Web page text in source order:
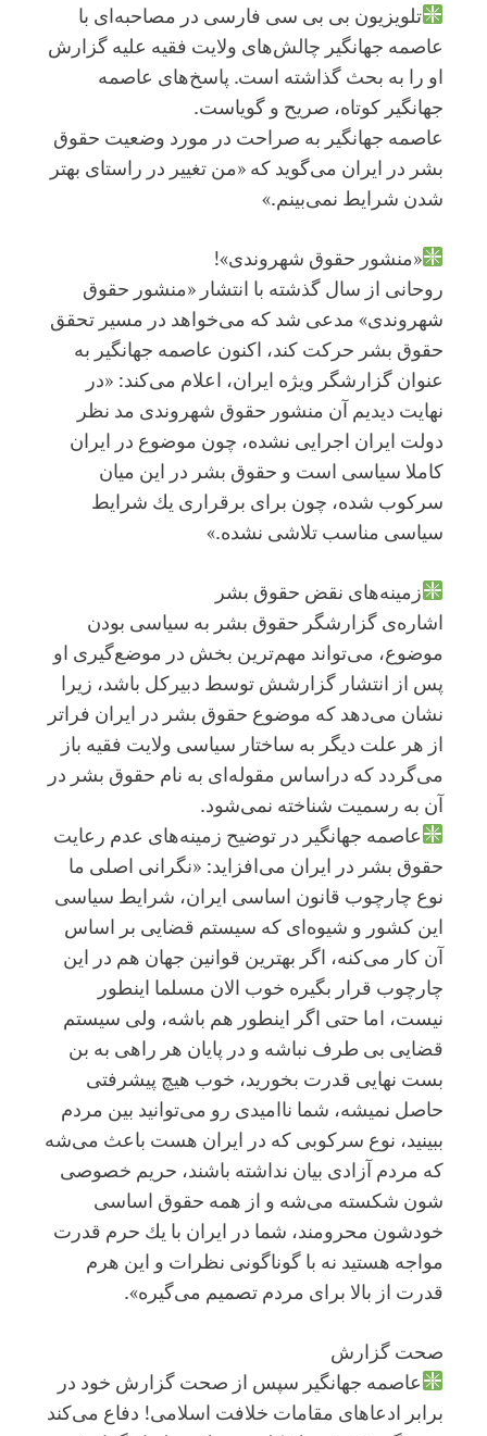
تلویزیون بی بی سی فارسی در مصاحبه‌ای با
عاصمه جهانگیر چالش‌های ولایت فقیه علیه گزارش
او را به بحث گذاشته است. پاسخ‌های عاصمه
جهانگیر کوتاه، صریح و گویاست.
عاصمه جهانگیر به صراحت در مورد وضعیت حقوق
بشر در ایران می‌گوید که «من تغییر در راستای بهتر
شدن شرایط نمی‌بینم.»
«منشور حقوق شهروندی»!
روحانی از سال گذشته با انتشار «منشور حقوق
شهروندی» مدعی شد که می‌خواهد در مسیر تحقق
حقوق بشر حرکت کند، اکنون عاصمه جهانگیر به
عنوان گزارشگر ویژه ایران، اعلام می‌کند: «در
نهایت دیدیم آن منشور حقوق شهروندی مد نظر
دولت ایران اجرایی نشده، چون موضوع در ایران
كاملا سیاسی است و حقوق بشر در این میان
سركوب شده، چون برای برقراری یك شرایط
سیاسی مناسب تلاشی نشده.»
زمینه‌های نقض حقوق بشر
اشاره‌ی گزارشگر حقوق بشر به سیاسی بودن
موضوع، می‌تواند مهم‌ترین بخش در موضع‌گیری او
پس از انتشار گزارشش توسط دبیرکل باشد، زیرا
نشان می‌دهد که موضوع حقوق بشر در ایران فراتر
از هر علت دیگر به ساختار سیاسی ولایت فقیه باز
می‌گردد که دراساس مقوله‌ای به نام حقوق بشر در
آن به رسمیت شناخته نمی‌شود.
عاصمه جهانگیر در توضیح زمینه‌های عدم رعایت
حقوق بشر در ایران می‌افزاید: «نگرانی اصلی ما
نوع چارچوب قانون اساسی ایران، شرایط سیاسی
این كشور و شیوه‌ای كه سیستم قضایی بر اساس
آن كار می‌كنه، اگر بهترین قوانین جهان هم در این
چارچوب قرار بگیره خوب الان مسلما اینطور
نیست، اما حتی اگر اینطور هم باشه، ولی سیستم
قضایی بی طرف نباشه و در پایان هر راهی به بن
بست نهایی قدرت بخورید، خوب هیچ پیشرفتی
حاصل نمیشه، شما ناامیدی رو می‌توانید بین مردم
ببینید، نوع سركوبی كه در ایران هست باعث می‌شه
كه مردم آزادی بیان نداشته باشند، حریم خصوصی
شون شكسته می‌شه و از همه حقوق اساسی
خودشون محرومند، شما در ایران با یك حرم قدرت
مواجه هستید نه با گوناگونی نظرات و این هرم
قدرت از بالا برای مردم تصمیم می‌گیره».
صحت گزارش
عاصمه جهانگیر سپس از صحت گزارش خود در
برابر ادعاهای مقامات خلافت اسلامی! دفاع می‌کند